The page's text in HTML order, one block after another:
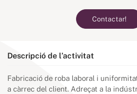
Contactar!
Descripció de l’activitat
Fabricació de roba laboral i
a càrrec del client. Adreçat a la